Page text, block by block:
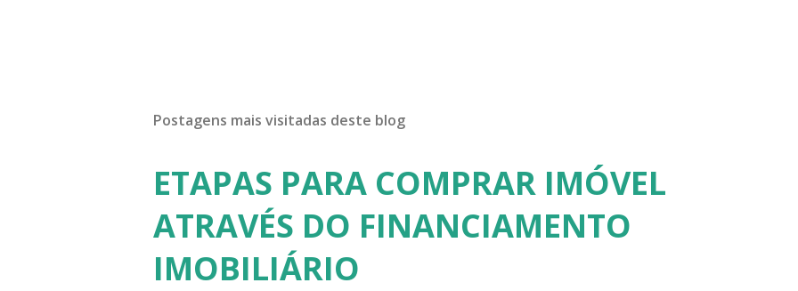
Postagens mais visitadas deste blog
ETAPAS PARA COMPRAR IMÓVEL
ATRAVÉS DO FINANCIAMENTO
IMOBILIÁRIO